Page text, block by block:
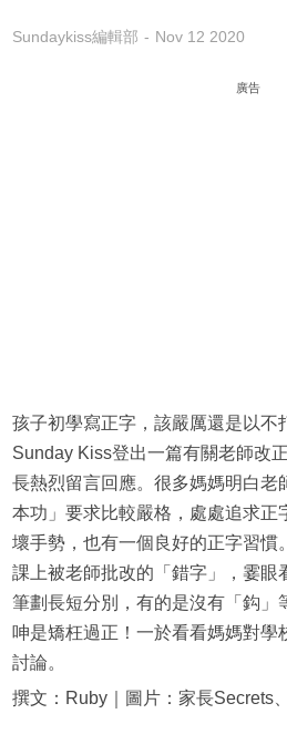
Sundaykiss編輯部 Nov 12 2020
廣告
孩子初學寫正字，該嚴厲還是以不
Sunday Kiss登出一篇有關老師改
長熱烈留言回應。很多媽媽明白老
本功」要求比較嚴格，處處追求正
壞手勢，也有一個良好的正字習慣
課上被老師批改的「錯字」，霎眼
筆劃長短分別，有的是沒有「鈎」
呻是矯枉過正！一於看看媽媽對學
討論。
撰文：Ruby｜圖片：家長Secrets